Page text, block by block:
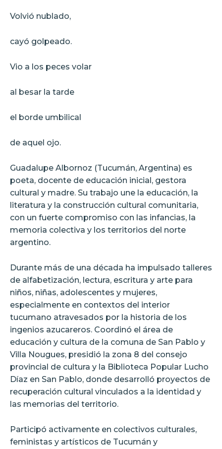
Volvió nublado,
cayó golpeado.
Vio a los peces volar
al besar la tarde
el borde umbilical
de aquel ojo.
Guadalupe Albornoz (Tucumán, Argentina) es
poeta, docente de educación inicial, gestora
cultural y madre. Su trabajo une la educación, la
literatura y la construcción cultural comunitaria,
con un fuerte compromiso con las infancias, la
memoria colectiva y los territorios del norte
argentino.
Durante más de una década ha impulsado talleres
de alfabetización, lectura, escritura y arte para
niños, niñas, adolescentes y mujeres,
especialmente en contextos del interior
tucumano atravesados por la historia de los
ingenios azucareros. Coordinó el área de
educación y cultura de la comuna de San Pablo y
Villa Nougues, presidió la zona 8 del consejo
provincial de cultura y la Biblioteca Popular Lucho
Díaz en San Pablo, donde desarrolló proyectos de
recuperación cultural vinculados a la identidad y
las memorias del territorio.
Participó activamente en colectivos culturales,
feministas y artísticos de Tucumán y